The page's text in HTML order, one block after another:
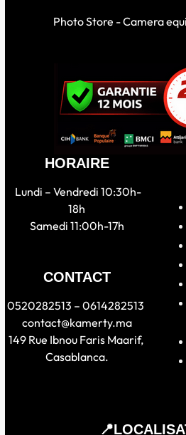
Photo Store - Camera
HORAIRE
Lundi – Vendredi 10:30h-
18h
Samedi 11:00h-17h
CONTACT
0520282513 – 0614282513
contact@kamerty.ma
149 Rue Ibnou Faris Maarif,
Casablanca.